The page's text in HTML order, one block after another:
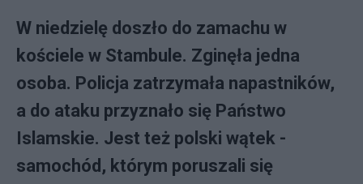
W niedzielę doszło do zamachu w
kościele w Stambule. Zginęła jedna
osoba. Policja zatrzymała napastników,
a do ataku przyznało się Państwo
Islamskie. Jest też polski wątek -
samochód, którym poruszali się